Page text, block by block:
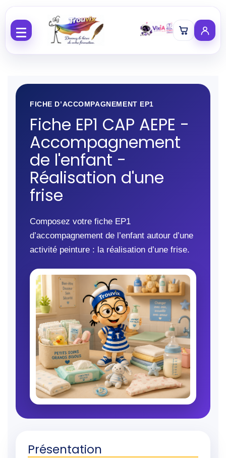
FICHE D’ACCOMPAGNEMENT EP1
Fiche EP1 CAP AEPE -
Accompagnement
de l'enfant -
Réalisation d'une
frise
Composez votre fiche EP1
d’accompagnement de l’enfant autour d’une
activité peinture : la réalisation d’une frise.
Présentation